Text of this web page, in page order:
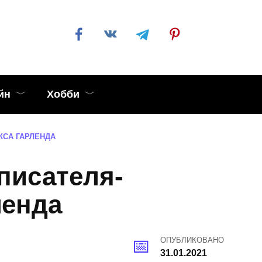
Хобби
ГАРЛЕНДА
ОПУБЛИКОВАНО
31.01.2021